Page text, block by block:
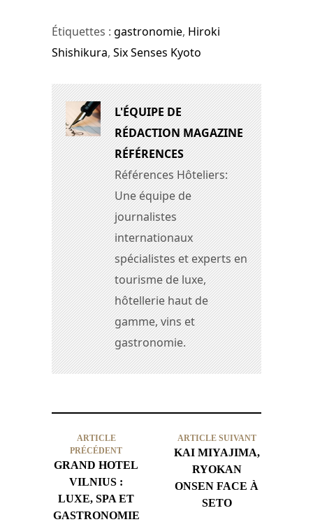
Étiquettes : gastronomie, Hiroki
Shishikura, Six Senses Kyoto
L'ÉQUIPE DE
RÉDACTION MAGAZINE
RÉFÉRENCES
Références Hôteliers:
Une équipe de
journalistes
internationaux
spécialistes et experts en
tourisme de luxe,
hôtellerie haut de
gamme, vins et
gastronomie.
ARTICLE
PRÉCÉDENT
GRAND HOTEL
VILNIUS :
LUXE, SPA ET
GASTRONOMIE
ARTICLE SUIVANT
KAI MIYAJIMA,
RYOKAN
ONSEN FACE À
SETO